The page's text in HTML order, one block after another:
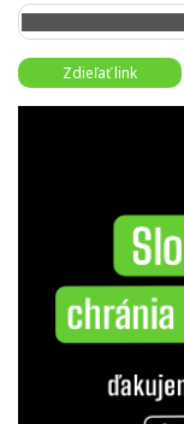
Zdieľať link